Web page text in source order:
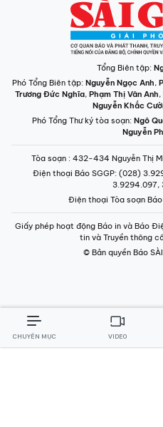
Tổng Biên tập:
Phó Tổng Biên tập: Nguyễn Ngọc Anh,
Trương Đức Nghĩa, Phạm Thị Vân Anh,
Nguyễn Khắc
Phó Tổng Thư ký tòa soạn: Ngô
Nguyễn
Tòa soạn : 432-434 Nguyễn Thị
Điện thoại Báo SGGP: (028)
3.9294.097,
Điện thoại Tòa soạn
Giấy phép hoạt động Báo in và Báo
tin và Truyền thông
© Bản quyền Báo
CHUYÊN MỤC VIDEO